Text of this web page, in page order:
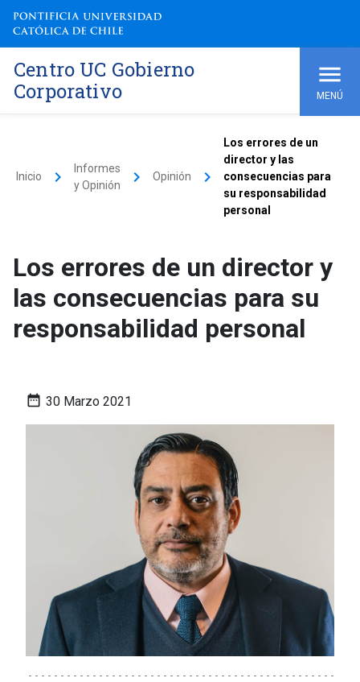
Centro UC Gobierno
Corporativo
MENÚ
Inicio keyboard_arrow_right
Informes
y Opinión
keyboard_arrow_right Opinión keyboard_arrow_right
Los errores de un
director y las
consecuencias para
su responsabilidad
personal
Los errores de un director y
las consecuencias para su
responsabilidad personal
date_range 30 Marzo 2021